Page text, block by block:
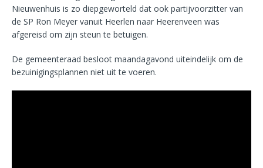
Nieuwenhuis is zo diepgeworteld dat ook partijvoorzitter van
de SP Ron Meyer vanuit Heerlen naar Heerenveen was
afgereisd om zijn steun te betuigen.
De gemeenteraad besloot maandagavond uiteindelijk om de
bezuinigingsplannen niet uit te voeren.